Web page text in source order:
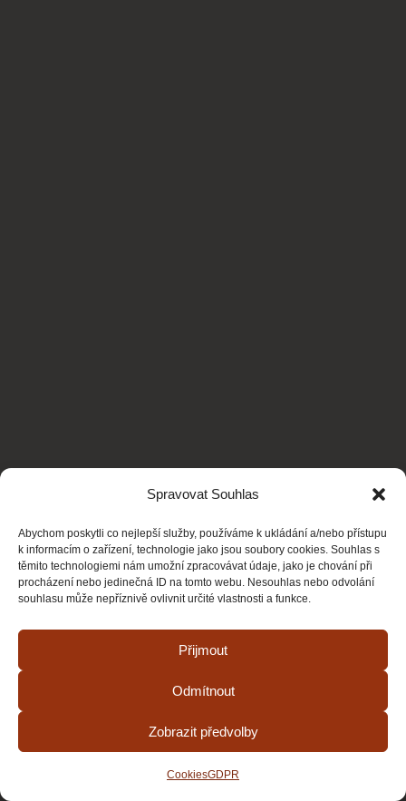
Spravovat Souhlas
Abychom poskytli co nejlepší služby, používáme k ukládání a/nebo přístupu
k informacím o zařízení, technologie jako jsou soubory cookies. Souhlas s
těmito technologiemi nám umožní zpracovávat údaje, jako je chování při
procházení nebo jedinečná ID na tomto webu. Nesouhlas nebo odvolání
souhlasu může nepříznivě ovlivnit určité vlastnosti a funkce.
Přijmout
Odmítnout
Zobrazit předvolby
CookiesGDPR